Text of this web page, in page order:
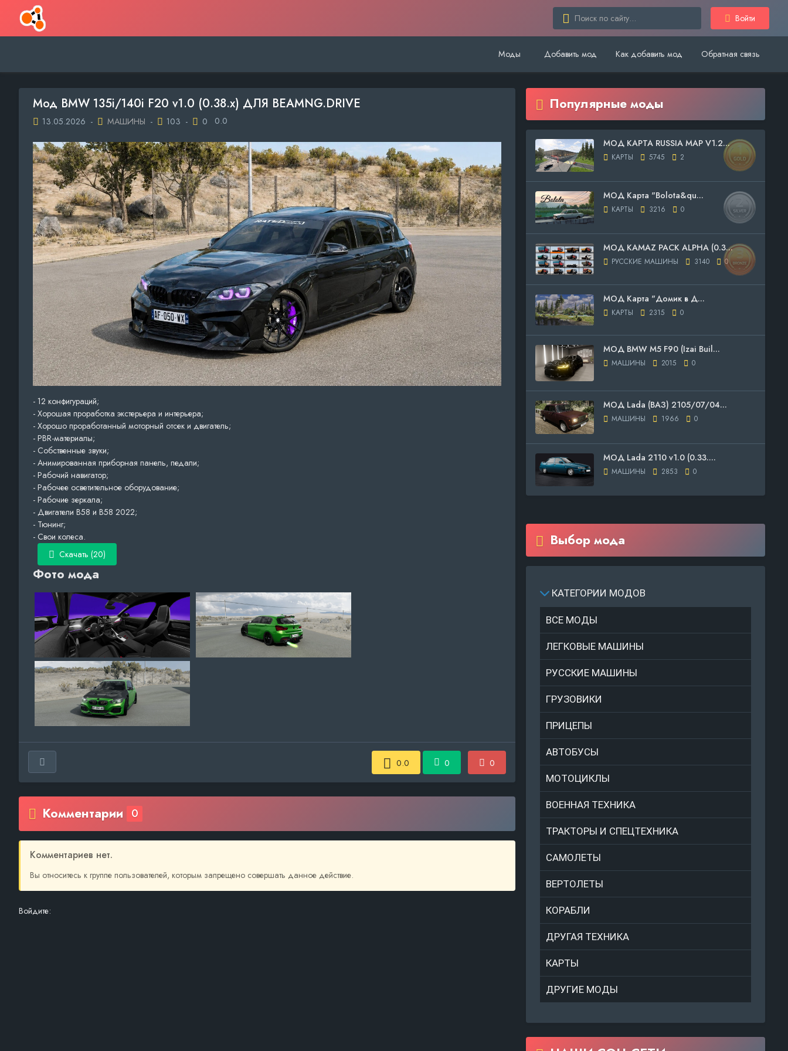
Войти
Моды Добавить мод Как добавить мод Обратная связь
Мод BMW 135i/140i F20 v1.0 (0.38.x) ДЛЯ BEAMNG.DRIVE
13.05.2026 - МАШИНЫ - 103 - 0 0.0
- 12 конфигураций;
- Хорошая проработка экстерьера и интерьера;
- Хорошо проработанный моторный отсек и двигатель;
- PBR-материалы;
- Собственные звуки;
- Анимированная приборная панель, педали;
- Рабочий навигатор;
- Рабочее осветительное оборудование;
- Рабочие зеркала;
- Двигатели B58 и B58 2022;
- Тюнинг;
- Свои колеса.
Скачать (20)
Фото мода
0.0 0 0
Комментарии 0
Комментариев нет.
Вы относитесь к группе пользователей, которым запрещено совершать данное действие.
Войдите:
Популярные моды
МОД КАРТА RUSSIA MAP V1.2...
КАРТЫ 5745 2
МОД Карта "Bolota&qu...
КАРТЫ 3216 0
МОД KAMAZ PACK ALPHA (0.3...
РУССКИЕ МАШИНЫ 3140 0
МОД Карта "Домик в Д...
КАРТЫ 2315 0
МОД BMW M5 F90 (Izai Buil...
МАШИНЫ 2015 0
МОД Lada (ВАЗ) 2105/07/04...
МАШИНЫ 1966 0
МОД Lada 2110 v1.0 (0.33....
МАШИНЫ 2853 0
Выбор мода
КАТЕГОРИИ МОДОВ
ВСЕ МОДЫ
ЛЕГКОВЫЕ МАШИНЫ
РУССКИЕ МАШИНЫ
ГРУЗОВИКИ
ПРИЦЕПЫ
АВТОБУСЫ
МОТОЦИКЛЫ
ВОЕННАЯ ТЕХНИКА
ТРАКТОРЫ И СПЕЦТЕХНИКА
САМОЛЕТЫ
ВЕРТОЛЕТЫ
КОРАБЛИ
ДРУГАЯ ТЕХНИКА
КАРТЫ
ДРУГИЕ МОДЫ